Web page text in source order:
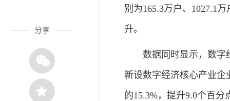
分享
别为165.3万户、1027.1
升。
数据同时显示，数字经
新设数字经济核心产业企
的15.3%，提升9.0个百